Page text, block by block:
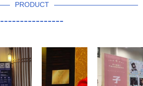
PRODUCT
----------------